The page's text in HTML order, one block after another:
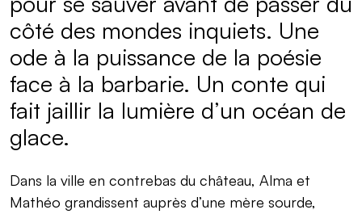
côté des mondes inquiets. Une
ode à la puissance de la poésie
face à la barbarie. Un conte qui
fait jaillir la lumière d’un océan de
glace.
Dans la ville en contrebas du château, Alma et
Mathéo grandissent auprès d’une mère sourde,